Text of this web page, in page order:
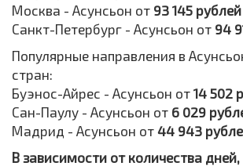
Москва - Асунсьон от 93 145 рублей
Санкт-Петербург - Асунсьон от 94
Популярные направления в
стран:
Буэнос-Айрес - Асунсьон от 14 502
Сан-Паулу - Асунсьон от 6 029
Мадрид - Асунсьон от 44 943
В зависимости от количества